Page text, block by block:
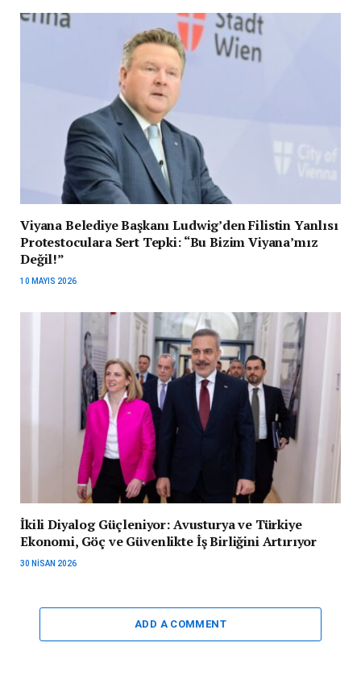
Viyana Belediye Başkanı Ludwig’den Filistin Yanlısı
Protestoculara Sert Tepki: “Bu Bizim Viyana’mız
Değil!”
10 MAYIS 2026
İkili Diyalog Güçleniyor: Avusturya ve Türkiye
Ekonomi, Göç ve Güvenlikte İş Birliğini Artırıyor
30 NISAN 2026
ADD A COMMENT